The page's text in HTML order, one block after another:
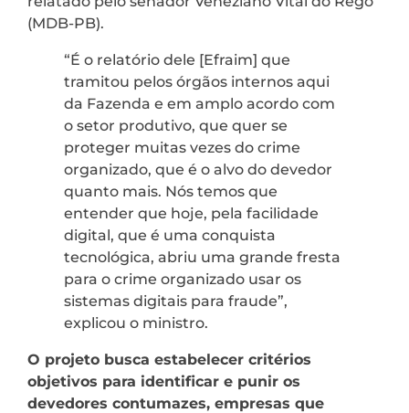
(MDB-PB).
“É o relatório dele [Efraim] que
tramitou pelos órgãos internos aqui
da Fazenda e em amplo acordo com
o setor produtivo, que quer se
proteger muitas vezes do crime
organizado, que é o alvo do devedor
quanto mais. Nós temos que
entender que hoje, pela facilidade
digital, que é uma conquista
tecnológica, abriu uma grande fresta
para o crime organizado usar os
sistemas digitais para fraude”,
explicou o ministro.
O projeto busca estabelecer critérios
objetivos para identificar e punir os
devedores contumazes, empresas que